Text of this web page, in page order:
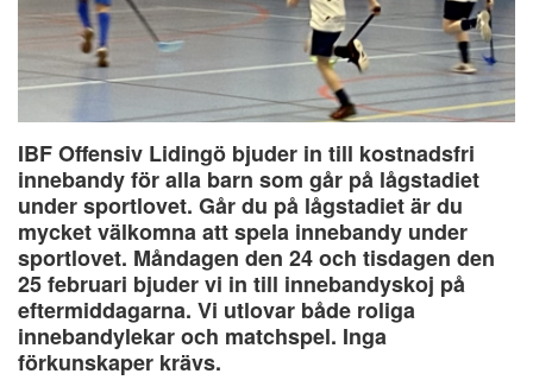
IBF Offensiv Lidingö bjuder in till kostnadsfri
innebandy för alla barn som går på lågstadiet
under sportlovet. Går du på lågstadiet är du
mycket välkomna att spela innebandy under
sportlovet. Måndagen den 24 och tisdagen den
25 februari bjuder vi in till innebandyskoj på
eftermiddagarna. Vi utlovar både roliga
innebandylekar och matchspel. Inga
förkunskaper krävs.